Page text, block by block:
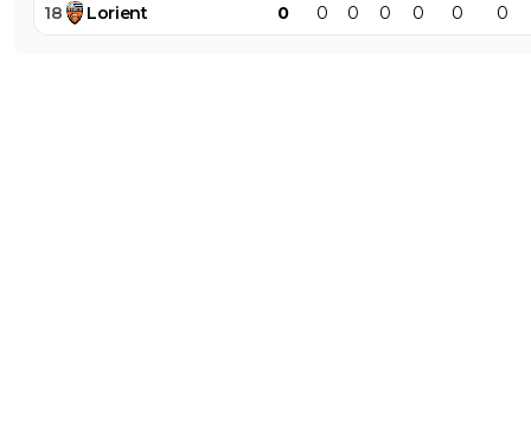
18 Lorient 0 0 0 0 0 0 0